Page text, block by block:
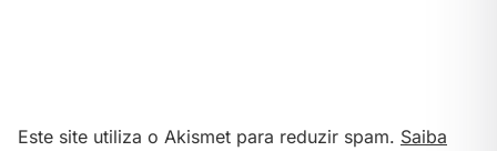
Este site utiliza o Akismet para reduzir spam. Saiba